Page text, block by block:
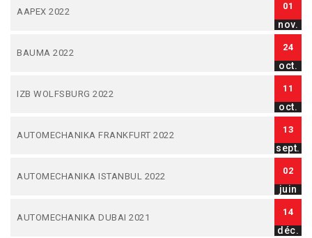
AAPEX 2022
01
nov.
BAUMA 2022
24
oct.
IZB WOLFSBURG 2022
11
oct.
AUTOMECHANIKA FRANKFURT 2022
13
sept.
AUTOMECHANIKA ISTANBUL 2022
02
juin
AUTOMECHANIKA DUBAI 2021
14
déc.